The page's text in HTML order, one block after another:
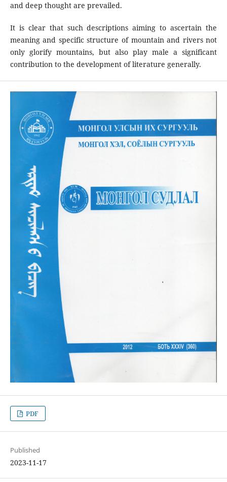
and deep thought are prevailed.
It is clear that such descriptions aiming to ascertain the
meaning and specific structure of mountain and rivers not
only glorify mountains, but also play male a significant
contribution to the development of literature generally.
PDF
Published
2023-11-17